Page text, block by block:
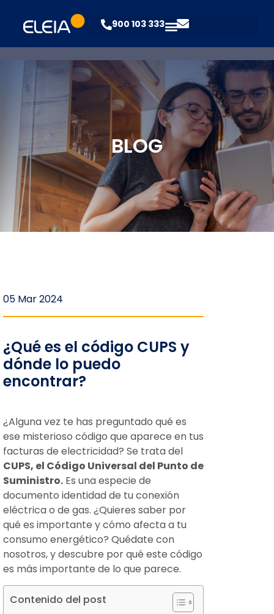
900 103 333
BLOG
05 Mar 2024
¿Qué es el código CUPS y
dónde lo puedo
encontrar?
¿Alguna vez te has preguntado qué es
ese misterioso código que aparece en tus
facturas de electricidad? Se trata del
CUPS, el Código Universal del Punto de
Suministro. Es una especie de
documento identidad de tu conexión
eléctrica o de gas. ¿Quieres saber por
qué es importante y cómo afecta a tu
consumo energético? Quédate con
nosotros, y descubre por qué este código
es más importante de lo que parece.
Contenido del post